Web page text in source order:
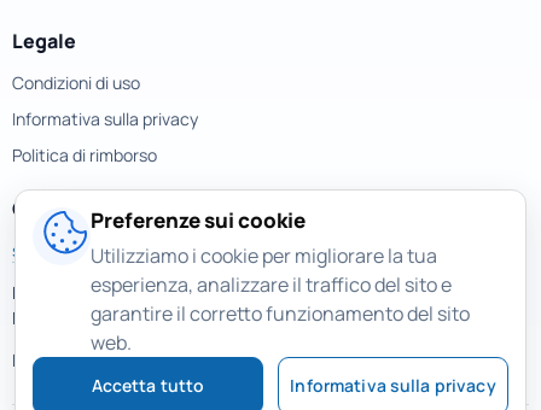
Legale
Condizioni di uso
Informativa sulla privacy
Politica di rimborso
Contatti
support@magicuneraser.com
Piazza della Repubblica, 32
Milano, Italy
Più contatti >
Preferenze sui cookie
Utilizziamo i cookie per migliorare la tua
esperienza, analizzare il traffico del sito e
garantire il corretto funzionamento del sito
web.
Accetta tutto Informativa sulla privacy